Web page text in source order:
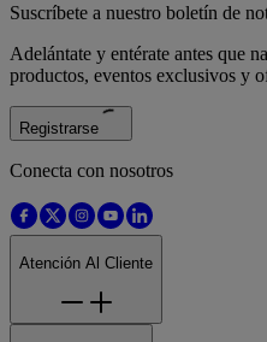
Suscríbete a nuestro boletín de
Adelántate y entérate antes que
productos, eventos exclusivos y
Registrarse
Conecta con nosotros
Atención Al Cliente